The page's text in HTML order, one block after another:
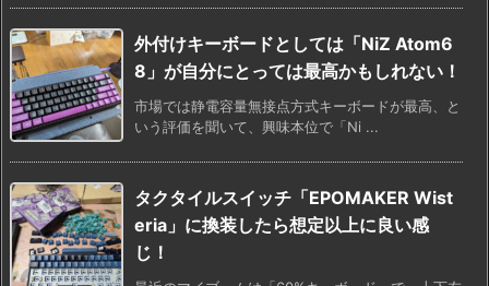
外付けキーボードとしては「NiZ Atom6
8」が自分にとっては最高かもしれない！
市場では静電容量無接点方式キーボードが最高、と
いう評価を聞いて、興味本位で「Ni ...
タクタイルスイッチ「EPOMAKER Wist
eria」に換装したら想定以上に良い感
じ！